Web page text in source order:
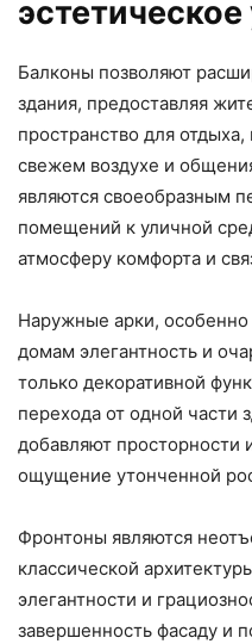
Балконы позволяют
здания, предоставляя
пространство для
свежем воздухе и
являются своеобразным
помещений к уличной
атмосферу комфорта и
Наружные арки,
домам элегантность и
только декоративной
перехода от одной части
добавляют просторности
ощущение утонченной
Фронтоны являются
классической
элегантности и
завершенность фасаду и